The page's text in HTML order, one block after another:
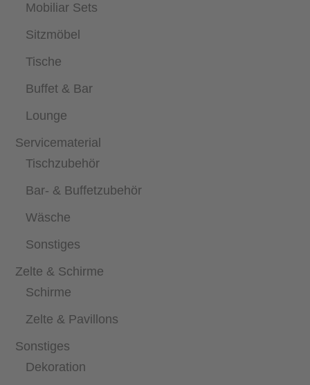
Mobiliar Sets
Sitzmöbel
Tische
Buffet & Bar
Lounge
Servicematerial
Tischzubehör
Bar- & Buffetzubehör
Wäsche
Sonstiges
Zelte & Schirme
Schirme
Zelte & Pavillons
Sonstiges
Dekoration